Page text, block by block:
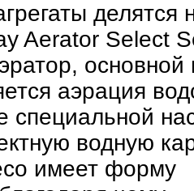
делятся
Aerator Select
аэрация
специальной
водную
имеет форму